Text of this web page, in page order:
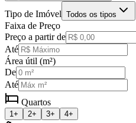
Tipo de Imóvel Todos os tipos
Faixa de Preço
Preço a partir de
Até
Área útil (m²)
De
Até
Quartos
1+ 2+ 3+ 4+